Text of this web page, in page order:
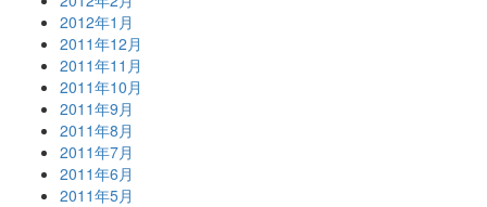
2012年1月
2011年12月
2011年11月
2011年10月
2011年9月
2011年8月
2011年7月
2011年6月
2011年5月